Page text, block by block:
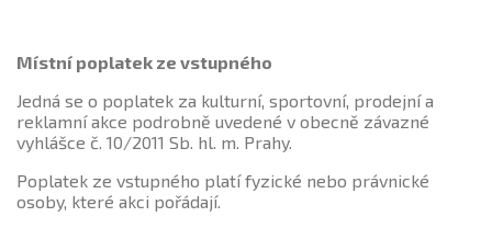
Místní poplatek ze vstupného
Jedná se o poplatek za kulturní, sportovní, prodejní a
reklamní akce podrobně uvedené v obecně závazné
vyhlášce č. 10/2011 Sb. hl. m. Prahy.
Poplatek ze vstupného platí fyzické nebo právnické
osoby, které akci pořádají.